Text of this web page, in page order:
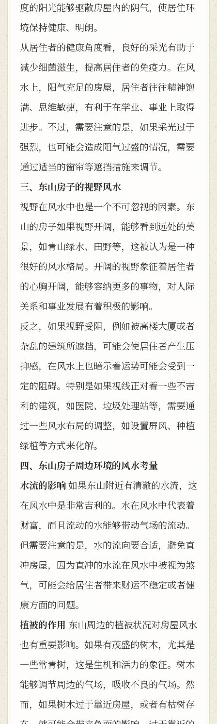
度的阳光能够驱散房屋内的阴气，使居住环
境保持健康、明朗。
从居住者的健康角度看，良好的采光有助于
减少细菌滋生，提高居住者的免疫力。在风
水上，阳气充足的房屋，居住者往往精神饱
满、思维敏捷，有利于在学业、事业上取得
进步。不过，需要注意的是，如果采光过于
强烈，也可能会造成阳气过盛的情况，需要
通过适当的窗帘等遮挡措施来调节。
三、东山房子的视野风水
视野在风水中也是一个不可忽视的因素。东
山的房子如果视野开阔，能够看到远处的美
景，如青山绿水、田野等，这被认为是一种
很好的风水格局。开阔的视野象征着居住者
的心胸开阔，能够容纳更多的事物，对人际
关系和事业发展有着积极的影响。
反之，如果视野受阻，例如被高楼大厦或者
杂乱的建筑所遮挡，可能会使居住者产生压
抑感，在风水上也暗示着运势可能会受到一
定的阻碍。特别是如果视线正对着一些不吉
利的建筑，如医院、垃圾处理站等，需要通
过一些风水布局的调整，如设置屏风、种植
绿植等方式来化解。
四、东山房子周边环境的风水考量
水流的影响如果东山附近有清澈的水流，这
在风水中是非常吉利的。水在风水中代表着
财富，而且流动的水能够带动气场的流动。
但需要注意的是，水的流向要合适，避免直
冲房屋，因为直冲的水流在风水中被视为煞
气，可能会给居住者带来财运不稳定或者健
康方面的问题。
植被的作用 东山周边的植被状况对房屋风水
也有重要影响。如果有茂盛的树木，尤其是
一些常青树，这是生机和活力的象征。树木
能够调节周边的气场，吸收不良的气场。然
而，如果树木过于靠近房屋，或者有枯树存